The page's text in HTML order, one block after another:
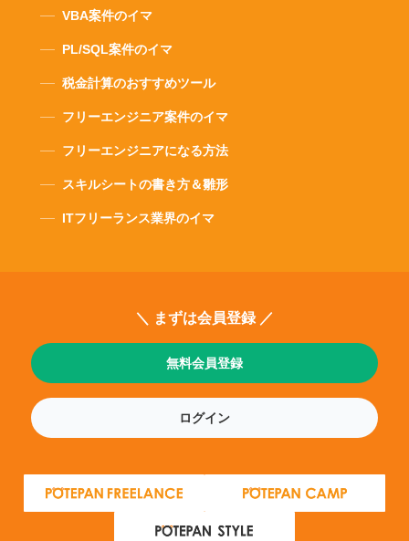
VBA案件のイマ
PL/SQL案件のイマ
税金計算のおすすめツール
フリーエンジニア案件のイマ
フリーエンジニアになる方法
スキルシートの書き方＆雛形
ITフリーランス業界のイマ
＼ まずは会員登録 ／
無料会員登録
ログイン